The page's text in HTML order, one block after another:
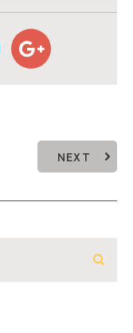
NEXT